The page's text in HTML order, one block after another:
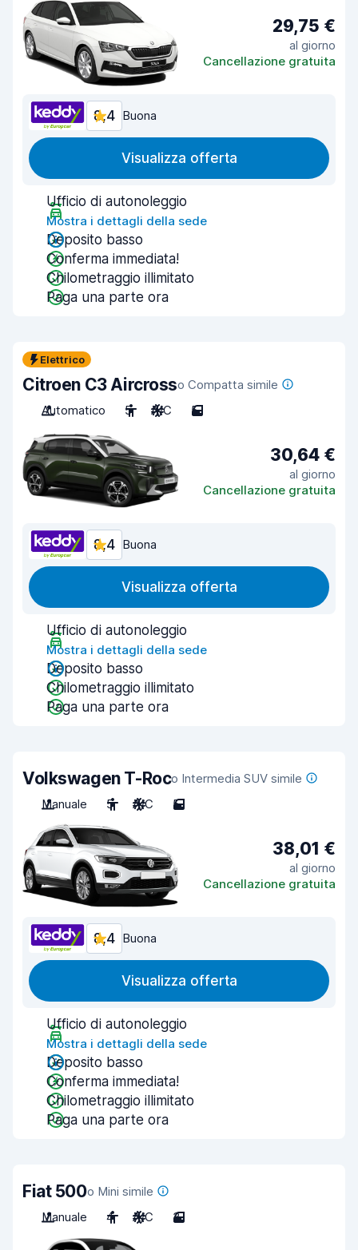
29,75 €
al giorno
Cancellazione gratuita
8,4 Buona
Visualizza offerta
Ufficio di autonoleggio
Mostra i dettagli della sede
Deposito basso
Conferma immediata!
Chilometraggio illimitato
Paga una parte ora
Elettrico
Citroen C3 Aircrosso Compatta simile
Automatico
5 A/C 5
30,64 €
al giorno
Cancellazione gratuita
8,4 Buona
Visualizza offerta
Ufficio di autonoleggio
Mostra i dettagli della sede
Deposito basso
Chilometraggio illimitato
Paga una parte ora
Volkswagen T-Roco Intermedia SUV simile
Manuale
5 A/C 5
38,01 €
al giorno
Cancellazione gratuita
8,4 Buona
Visualizza offerta
Ufficio di autonoleggio
Mostra i dettagli della sede
Deposito basso
Conferma immediata!
Chilometraggio illimitato
Paga una parte ora
Fiat 500o Mini simile
Manuale
4 A/C 3